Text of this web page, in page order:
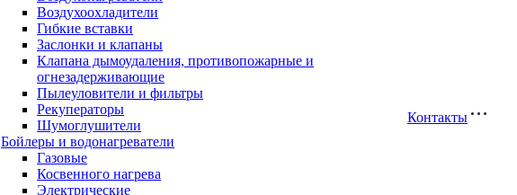
Воздухоохладители
Гибкие вставки
Заслонки и клапаны
Клапана дымоудаления, противопожарные и
огнезадерживающие
Пылеуловители и фильтры
Рекуператоры
Шумоглушители
Бойлеры и водонагреватели
Газовые
Косвенного нагрева
Электрические
Контакты